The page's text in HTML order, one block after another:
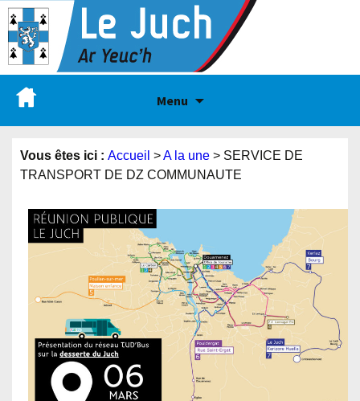
Menu
Vous êtes ici : Accueil >A la une > SERVICE DE
TRANSPORT DE DZ COMMUNAUTE